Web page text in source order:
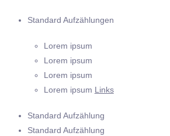
Standard Aufzählungen
Lorem ipsum
Lorem ipsum
Lorem ipsum
Lorem ipsum Links
Standard Aufzählung
Standard Aufzählung